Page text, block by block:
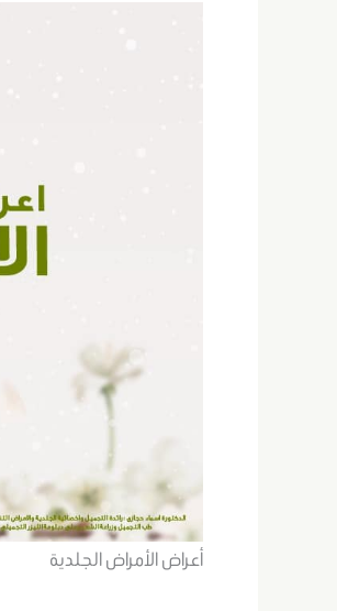
أعراض الأمراض الجلدية